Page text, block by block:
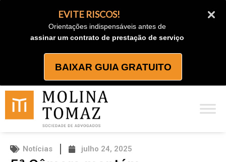
EVITE RISCOS!
Orientações indispensáveis antes de
assinar um contrato de prestação de serviço
BAIXAR GUIA GRATUITO
Notícias julho 24, 2025